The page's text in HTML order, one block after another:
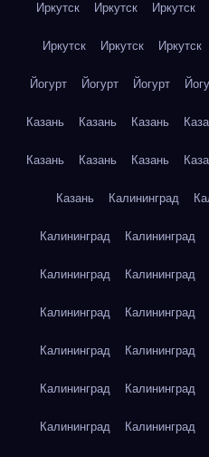
Иркутск Иркутск Иркутск
Иркутск Иркутск Иркутск
Йогурт Йогурт Йогурт
Казань Казань Казань
Казань Казань Казань
Казань Калининград
Калининград Калининград
Калининград Калининград
Калининград Калининград
Калининград Калининград
Калининград Калининград
Калининград Калининград